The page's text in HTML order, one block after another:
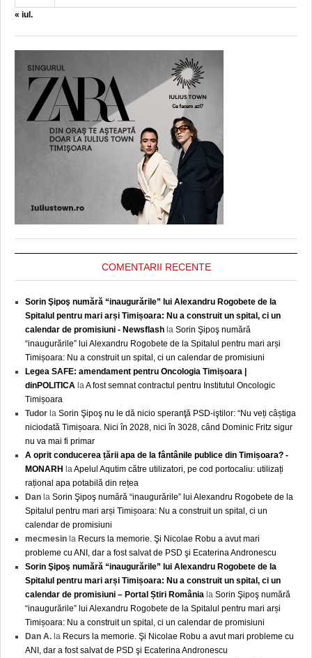
« iul.
COMENTARII RECENTE
Sorin Şipoş numără “inaugurările” lui Alexandru Rogobete de la
Spitalul pentru mari arși Timișoara: Nu a construit un spital, ci un
calendar de promisiuni - Newsflash la Sorin Şipoş numără
“inaugurările” lui Alexandru Rogobete de la Spitalul pentru mari arși
Timișoara: Nu a construit un spital, ci un calendar de promisiuni
Legea SAFE: amendament pentru Oncologia Timișoara |
dinPOLITICA la A fost semnat contractul pentru Institutul Oncologic
Timișoara
Tudor la Sorin Şipoş nu le dă nicio speranţă PSD-iştilor: “Nu veți câștiga
niciodată Timișoara. Nici în 2028, nici în 3028, când Dominic Fritz sigur
nu va mai fi primar
A oprit conducerea țării apa de la fântânile publice din Timișoara? -
MONARH la Apelul Aqutim către utilizatori, pe cod portocaliu: utilizați
rațional apa potabilă din rețea
Dan la Sorin Şipoş numără “inaugurările” lui Alexandru Rogobete de la
Spitalul pentru mari arși Timișoara: Nu a construit un spital, ci un
calendar de promisiuni
mecmesin la Recurs la memorie. Şi Nicolae Robu a avut mari
probleme cu ANI, dar a fost salvat de PSD şi Ecaterina Andronescu
Sorin Şipoş numără “inaugurările” lui Alexandru Rogobete de la
Spitalul pentru mari arși Timișoara: Nu a construit un spital, ci un
calendar de promisiuni – Portal Știri România la Sorin Şipoş numără
“inaugurările” lui Alexandru Rogobete de la Spitalul pentru mari arși
Timișoara: Nu a construit un spital, ci un calendar de promisiuni
Dan A. la Recurs la memorie. Şi Nicolae Robu a avut mari probleme cu
ANI, dar a fost salvat de PSD şi Ecaterina Andronescu